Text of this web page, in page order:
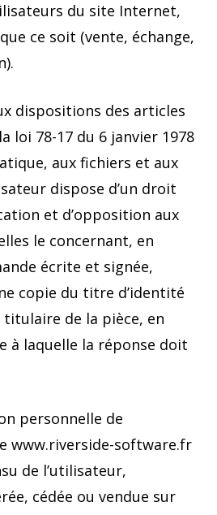
du site Internet,
ce soit (vente, échange,
dispositions des articles
loi 78-17 du 6 janvier 1978
aux fichiers et aux
dispose d’un droit
et d’opposition aux
le concernant, en
écrite et signée,
copie du titre d’identité
de la pièce, en
à laquelle la réponse doit
personnelle de
www.riverside-software.fr
de l’utilisateur,
cédée ou vendue sur